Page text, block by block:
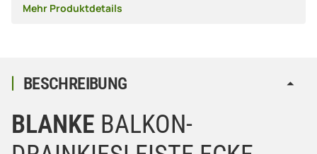
Mehr Produktdetails
BESCHREIBUNG
BLANKE BALKON-